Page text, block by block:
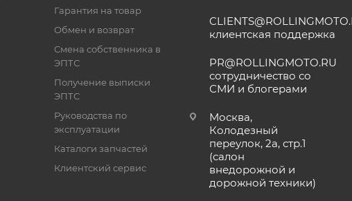
Гарантия на товар
Обмен и возврат
Смена собственника в
ЭПТС
Получение выписки
ЭПТС
Руководства по
эксплуатации
Каталоги запчастей
Клиентский сервис
клиентская поддержка
PR@ROLLINGMOTO.RU
сотрудничество со
СМИ и блогерами
Москва,
Колодезный
переулок, 2а, стр.1
(салон
внедорожной и
дорожной техники)